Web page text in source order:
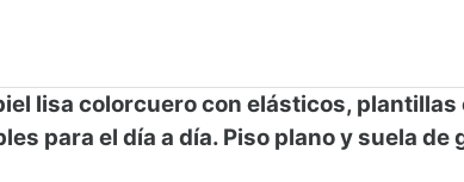
lisa colorcuero con elásticos,
para el día a día. Piso plano y suela de